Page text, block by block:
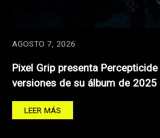
AGOSTO 7, 2026
Pixel Grip presenta
versiones de su álbum de 2025
LEER MÁS